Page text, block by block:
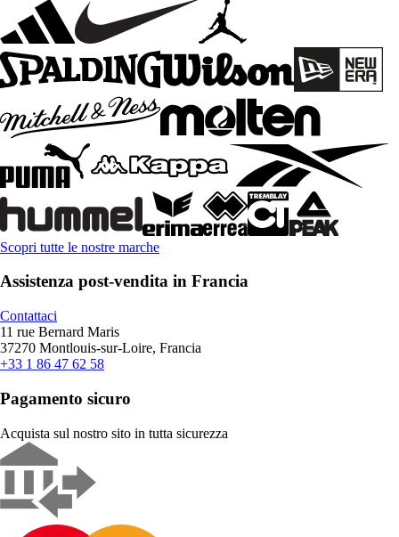
Scopri tutte le nostre marche
Assistenza post-vendita in Francia
Contattaci
11 rue Bernard Maris
37270 Montlouis-sur-Loire, Francia
+33 1 86 47 62 58
Pagamento sicuro
Acquista sul nostro sito in tutta sicurezza